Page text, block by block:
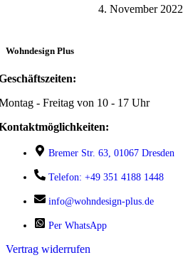
4. November 2022
Wohndesign Plus
- Freitag von 10 - 17 Uhr
Bremer Str. 63, 01067 Dresden
Telefon: +49 351 4188 1448
info@wohndesign-plus.de
Per WhatsApp
Vertrag widerrufen